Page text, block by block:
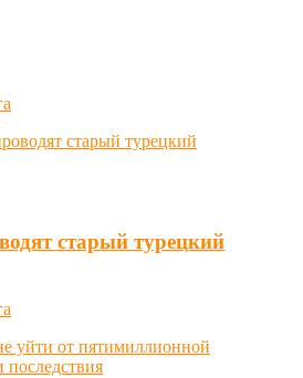
старый турецкий